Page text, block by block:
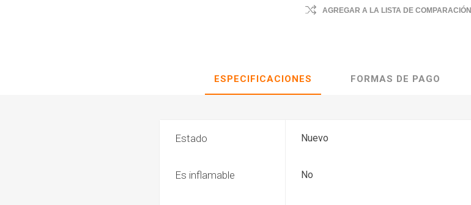
AGREGAR A LA LISTA DE COMPARACIÓN
ESPECIFICACIONES FORMAS DE PAGO
Estado Nuevo
Es inflamable No